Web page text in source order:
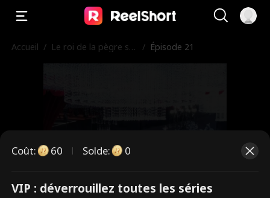
Accueil / Le roi de la pègre se
/ Épisode 21
Coût: 60 Solde: 0
VIP : déverrouillez toutes les séries